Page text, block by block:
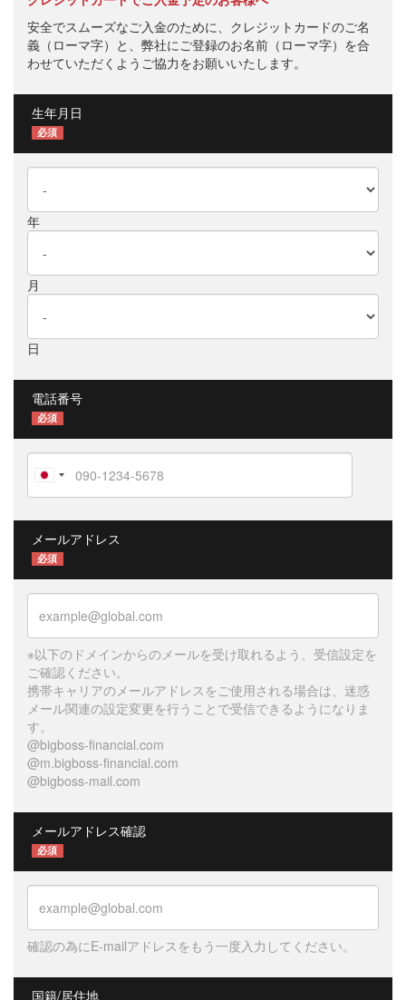
安全でスムーズなご入金のために、クレジットカードのご名
義（ローマ字）と、弊社にご登録のお名前（ローマ字）を合
わせていただくようご協力をお願いいたします。
生年月日
必須
年
月
日
電話番号
必須
メールアドレス
必須
※以下のドメインからのメールを受け取れるよう、受信設定を
ご確認ください。
携帯キャリアのメールアドレスをご使用される場合は、迷惑
メール関連の設定変更を行うことで受信できるようになりま
す。
@bigboss-financial.com
@m.bigboss-financial.com
@bigboss-mail.com
メールアドレス確認
必須
確認の為にE-mailアドレスをもう一度入力してください。
国籍/居住地